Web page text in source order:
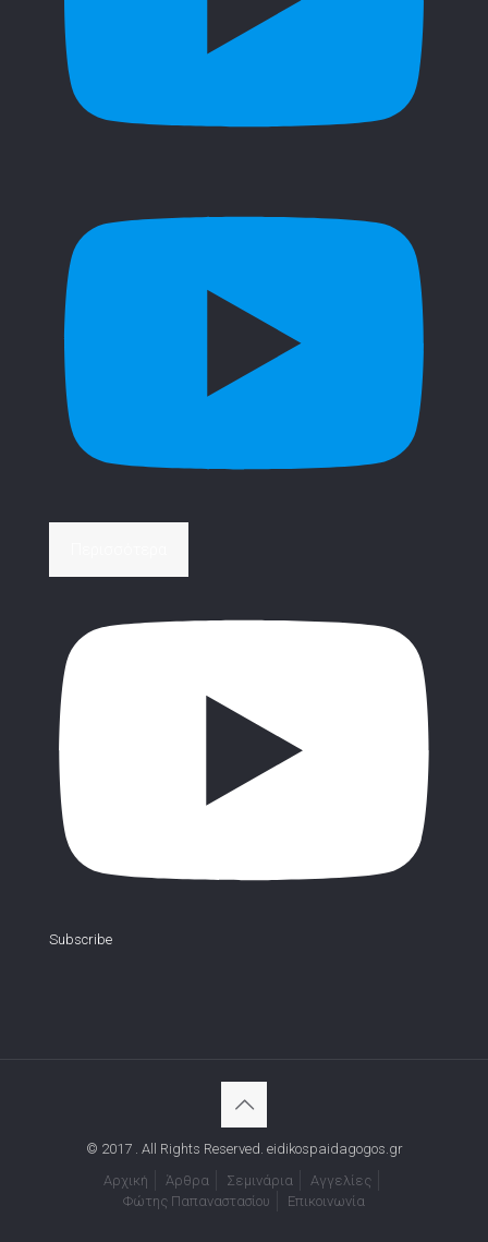
Subscribe
© 2017 . All Rights Reserved. eidikospaidagogos.gr
Αρχική
Άρθρα Σεμινάρια
Αγγελίες
Φώτης Παπαναστασίου
Επικοινωνία